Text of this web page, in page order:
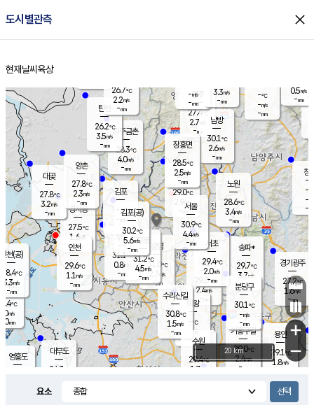
도시별관측 close
홈
현재날씨 육상
의도
℃
m/s
mm
영흥도
양주
27.4℃
2.7
-mm
과천
29.0℃
2.4m/s
- mm
용인
29.1℃
1.8m/s
경기광주
27.2℃
1.6m/s
-mm
대부도
24.3
14.5
경서동
27.5℃
1.6 m/s
-mm
파주금촌
28.3℃
4.0m/s
-mm
-℃
-m/s
-mm
대곶
27.8℃
3.2m/s
-mm
창
-
-m/
-
탄현
26.2℃
3.5m/s
-mm
0.5m/s
-mm
의왕
- ℃
m/s
mm
김포
- ℃
-m/s
mm
광명
31.0
℃
2.7 m/s
-mm
부천
31.1℃
0.8m/s
-mm
양촌
27.8℃
2.3m/s
-mm
구로
31.2℃
4.5m/s
-mm
은평
29.0℃
2.9 m/s
- mm
노원
28.6℃
3.4m/s
-mm
송파*
29.7℃
3.7m/s
-mm
서초
29.4℃
2.0m/s
-mm
남방
30.1℃
2.6m/s
-mm
기흥구갈
29.0℃
2.4m/s
-
수리산길
30.8℃
1.5m/s
-mm
분당구
30.1℃
-m/s
-mm
장흥면
28.5℃
2.5m/s
-mm
-m/s
-mm
인천(공)
28.4℃
3.3m/s
-mm
김포(공)
30.2℃
5.6m/s
-mm
수원
29.4℃
1.7 m/s
인천
29.6℃
1.1 m/s
-mm
서울
30.9℃
4.4m/s
-mm
26.7℃
2.2m/s
-mm
3.3m/s
-mm
+
−
20 km
요소